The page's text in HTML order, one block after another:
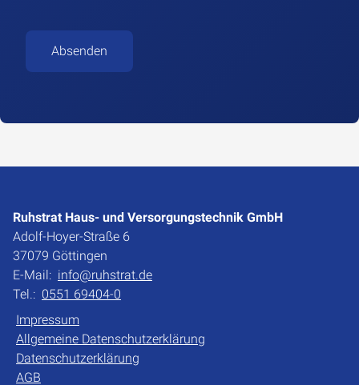
Absenden
Ruhstrat Haus- und Versorgungstechnik GmbH
Adolf-Hoyer-Straße 6
37079 Göttingen
E-Mail: info@ruhstrat.de
Tel.: 0551 69404-0
Impressum
Allgemeine Datenschutzerklärung
Datenschutzerklärung
AGB